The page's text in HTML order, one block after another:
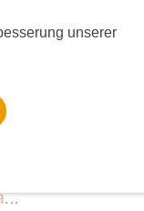
unserer
Bergwanderung auf den Hirschhörndlkopf/Jachenau mit gemütl. Ausklang am Walchensee